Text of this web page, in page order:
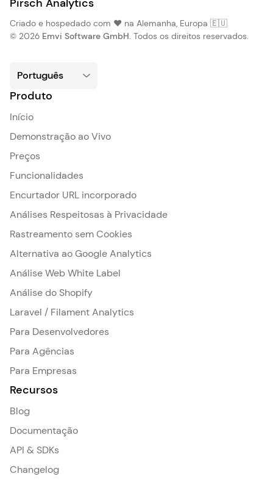
Pirsch Analytics
Criado e hospedado com ❤️ na Alemanha, Europa 🇪🇺
© 2026 Emvi Software GmbH. Todos os direitos reservados.
Produto
Início
Demonstração ao Vivo
Preços
Funcionalidades
Encurtador URL incorporado
Análises Respeitosas à Privacidade
Rastreamento sem Cookies
Alternativa ao Google Analytics
Análise Web White Label
Análise do Shopify
Laravel / Filament Analytics
Para Desenvolvedores
Para Agências
Para Empresas
Recursos
Blog
Documentação
API & SDKs
Changelog